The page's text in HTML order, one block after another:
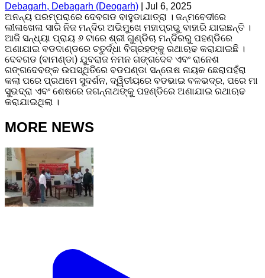
Debagarh, Debagarh (Deogarh)
Jul 6, 2025
ଅନନ୍ୟ ପରମ୍ପରାରେ ଦେବଗଡ ବାହୁଡାଯାତ୍ରା । ଜନ୍ମବେଦୀରେ
ଲୀଳାଖେଳା ସାରି ନିଜ ମନ୍ଦିର ଅଭିମୁଖେ ମହାପ୍ରଭୁ ବାହାରି ଯାଇଛନ୍ତି ।
ଆଜି ସନ୍ଧ୍ୟା ପ୍ରାୟ ୬ ଟାରେ ଶ୍ରୀ ଗୁଣ୍ଡିଚା ମନ୍ଦିରରୁ ପହଣ୍ଡିରେ
ଅଣାଯାଇ ବଡଦାଣ୍ଡରେ ଚତୁର୍ଦ୍ଧା ବିଗ୍ରହଙ୍କୁ ରଥାଋଢ କରାଯାଇଛି ।
ଦେବଗଡ (ବାମଣ୍ଡା) ଯୁବରାଜ ନମନ ଗଙ୍ଗଦେବ ଏବଂ ରାନେଶ
ଗଙ୍ଗଦେବଙ୍କ ଉପସ୍ଥିତିରେ ବଡପଣ୍ଡା ସନ୍ତୋଷ ନାୟକ ଛେରାପହଁରା
କଲା ପରେ ପ୍ରଥମେ ସୁଦର୍ଶନ, ଦ୍ୱିତୀୟରେ ବଡଭାଇ ବଳଭଦ୍ର, ପରେ ମା
ସୁଭଦ୍ରା ଏବଂ ଶେଷରେ ଜଗନ୍ନାଥଙ୍କୁ ପହଣ୍ଡିରେ ଅଣାଯାଇ ରଥାଋଢ
କରାଯାଇଥିଲା ।
MORE NEWS